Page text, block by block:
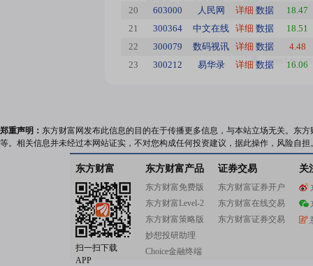
20
603000 人民网 详细 数据
18.47
21
300364 中文在线 详细 数据
18.51
22
300079 数码视讯 详细 数据
4.48
23
300212 易华录 详细 数据 16.06
郑重声明： 东方财富网发布此信息的目的在于传播更多信息，与本站立场无关。东
等。相关信息并未经过本网站证实，不对您构成任何投资建议，据此操作，风险自担
东方财富
扫一扫下载
APP
东方财富产品
东方财富免费版
东方财富Level-2
东方财富策略版
妙想投研助理
Choice金融终端
证券交易
东方财富证券开户
东方财富在线交易
东方财富证券交易
关